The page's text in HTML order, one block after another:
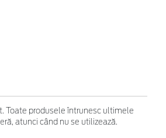
Toate produsele întrunesc ultimele
atunci când nu se utilizează.